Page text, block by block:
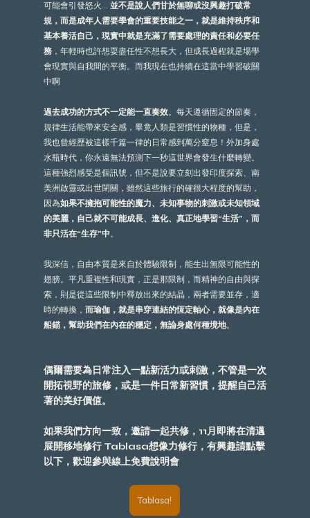
可能會引發怒火... 並不是說人們甘於無聊或沒興趣打破常
規，而是成年人需要學會的重要技能之一，就是維持秩序和
基本養活自己，現實中就是充滿了需要處理的責任和必要任
務，年輕時也許想耍盡任性不想長大，但成長過程就是場學
會現實與自我間的平衡。而我現在也持續在這當中學習破關
中啊
過去成功的方式不一定能一直奏效。每天遵循固定的節奏，
規律生活能帶來安全感，畢竟人類是習慣性的物種，但是，
我也曾經歷被這樣千篇一律的日常感到萬分窒息！外加身處
水瓶時代，你永遠無法預測下一秒這世界會發生什麼轉變。
這種強烈感受是個訊號，但不是說要立刻出發印度探索、南
美洲啟靈或出世閉關，雖然這些旅行的確很大程度的幫助，
因為如果不擁抱可能性的魔力、未知事物的刺激或未知領域
的美麗，自己就不可能成長、進化、真正地學習“生活”，而
非只活在“生存”中。
我深信，自由本質是來自於體驗限制，能生出無限可能性的
翅膀。平凡重複性和現實，正是那限制，而精神的自由與探
索，則是從這些限制中釋放出來的結晶，兩者需要並存，適
時的轉換， 而瑜伽，就是串穿連結的恆定軸心，就像是內在
船錨，幫助我們在內在的穩定，無論身處何種境地。
偶爾需要為日常注入一點新活力或刺激，不管是一次
開拓視野的旅修，或是一件日常新習慣，提醒自己活
著的美好價值。
如果我們方向一致，邀請一起共修，11月即將在清邁
展開移地修行 Tablasa想像力修行，有興趣請點擊
以下，歡迎參與線上免費說明會
Tablasa!